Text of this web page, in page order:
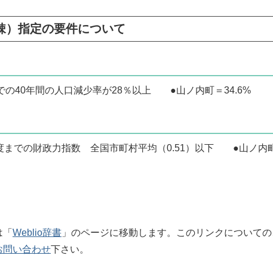
）指定の要件について
の40年間の人口減少率が28％以上 ●山ノ内町＝34.6%
までの財政力指数 全国市町村平均（0.51）以下 ●山ノ内
Weblio辞書 」のページに移動します。このリンクについて
問い合わせ下さい。